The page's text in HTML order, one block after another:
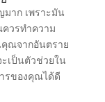
มาก เพราะมัน
วรทำความ
คุณจากอันตราย
เป็นตัวช่วยใน
รของคุณได้ดี